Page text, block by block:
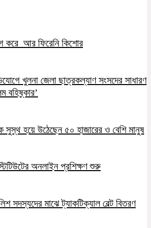
করে আর ফিরেনি কিশোর
খুলনা জেলা ছাত্রকল্যাণ সংসদের সাধারণ
বহিষ্কার’
সুস্থ হয়ে উঠেছেন ৫০ হাজারের ও বেশি মানুষ
অনলাইন প্রশিক্ষণ শুরু
সদস্যদের মাঝে ট্যাকটিক্যাল বেল্ট বিতরণ